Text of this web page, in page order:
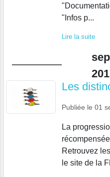
"Infos p...
Lire la suite
Les
Publiée le 01
La
Retrouvez
le site de la